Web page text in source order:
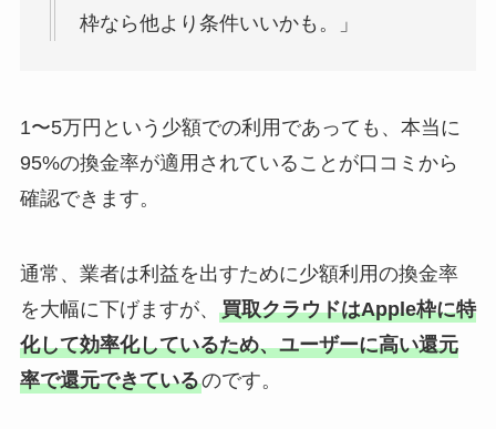
枠なら他より条件いいかも。」
1〜5万円という少額での利用であっても、本当に
95%の換金率が適用されていることが口コミから
確認できます。
通常、業者は利益を出すために少額利用の換金率
を大幅に下げますが、 買取クラウドはApple枠に特
化して効率化しているため、ユーザーに高い還元
率で還元できているのです。